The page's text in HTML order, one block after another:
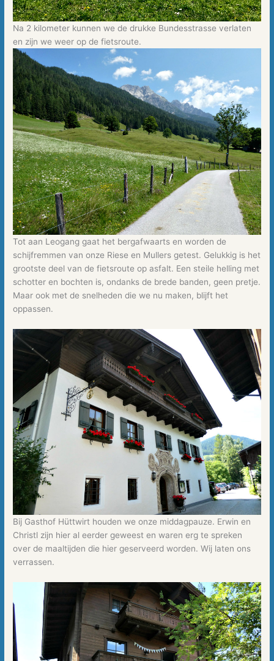
Na 2 kilometer kunnen we de drukke Bundesstrasse verlaten
en zijn we weer op de fietsroute.
Tot aan Leogang gaat het bergafwaarts en worden de
schijfremmen van onze Riese en Mullers getest. Gelukkig is het
grootste deel van de fietsroute op asfalt. Een steile helling met
schotter en bochten is, ondanks de brede banden, geen pretje.
Maar ook met de snelheden die we nu maken, blijft het
oppassen.
Bij Gasthof Hüttwirt houden we onze middagpauze. Erwin en
Christl zijn hier al eerder geweest en waren erg te spreken
over de maaltijden die hier geserveerd worden. Wij laten ons
verrassen.